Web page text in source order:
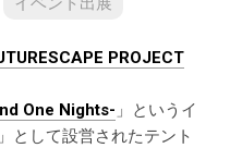
PROJECT
One Nights- 」というイ
として設営されたテント